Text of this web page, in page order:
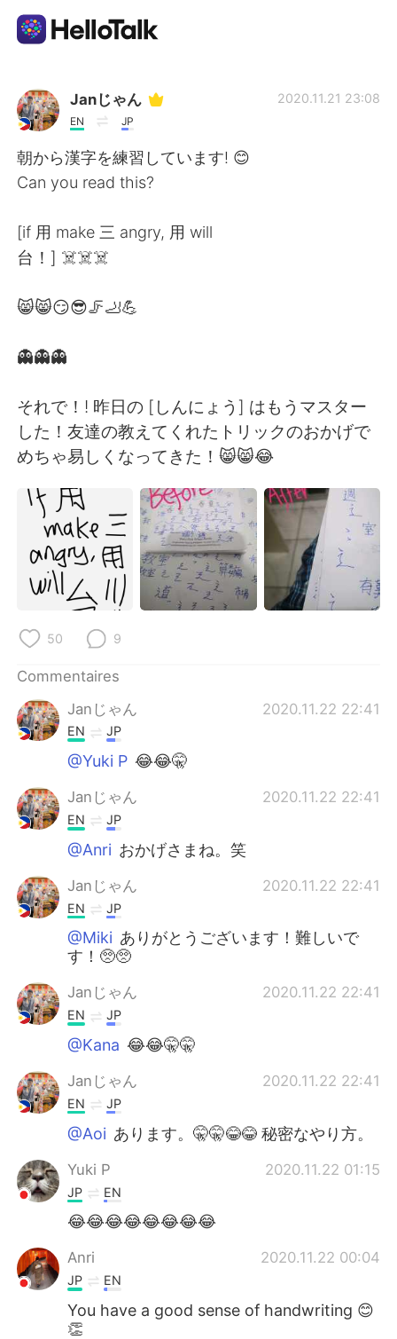
Appli d'échange linguistique
AI Grammar Checker
Français
English
繁體中文
العربية
日本語 한국어
Русский ไทย
Indonesia Italiano
Türkçe Tiếng Việt
Português
Janじゃん
EN JP
2020.11.21 23:08
朝から漢字を練習しています! 😊
Can you read this?
[if 用 make 三 angry, 用 will
台！] ☠️☠️☠️
😸😸😏😎🦵🦶💪
👻👻👻
それで！! 昨日の [しんにょう] はもうマスター
した！友達の教えてくれたトリックのおかげで
めちゃ易しくなってきた！😸😸😂
50 9
Commentaires
Janじゃん
2020.11.22 22:41
EN JP
@Yuki P 😂😂🤫
Janじゃん 2020.11.22 22:41
EN JP
@Anri おかげさまね。笑
Janじゃん 2020.11.22 22:41
EN JP
@Miki ありがとうございます！難しいで
す！🥺🥺
Janじゃん 2020.11.22 22:41
EN JP
@Kana 😂😂🤫🤫
Janじゃん 2020.11.22 22:41
EN JP
@Aoi あります。🤫🤫😂😂 秘密なやり方。
Yuki P 2020.11.22 01:15
JP EN
😂😂😂😂😂😂😂😂
Anri 2020.11.22 00:04
JP EN
You have a good sense of handwriting 😊
👏